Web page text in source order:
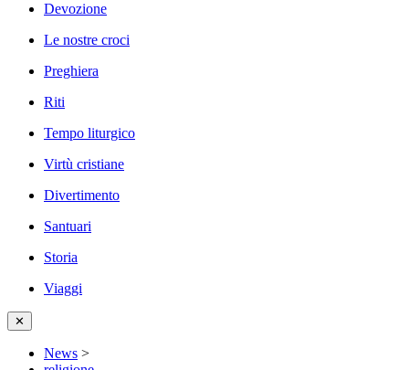
Devozione
Le nostre croci
Preghiera
Riti
Tempo liturgico
Virtù cristiane
Divertimento
Santuari
Storia
Viaggi
✕
News >